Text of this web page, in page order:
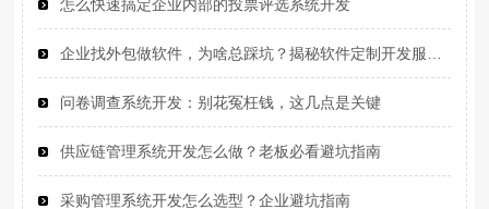
怎么快速搞定企业内部的投票评选系统开发
问卷调查系统开发：别花冤枉钱，这几点是关键
供应链管理系统开发怎么做？老板必看避坑指南
采购管理系统开发怎么选型？企业避坑指南